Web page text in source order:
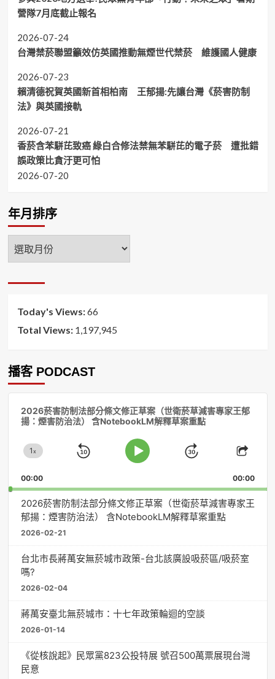
營隊7月底截止報名
2026-07-24
台灣禁菸聯盟籲效仿英國推動無煙世代禁菸 維護國人健康
2026-07-23
賴清德祝賀英國新首相柏南 王郁揚:先讓台灣《菸害防制
法》與英國接軌
2026-07-21
香菸含苯駢芘致癌 綠白合修法禁無苯駢芘的電子菸 遭批錯
誤政策比貪汙更可怕
2026-07-20
年月排序
年
月
序
Today's Views:66
Total Views: 1,197,945
播客 PODCAST
2026菸害防制法部分條文修正草案（世衛菸草減害專家王郁
揚：煙害防治法） 含NotebookLM解釋草案重點
Change
Rate
1x
Skip
Play
Jump
Forward
Share
00:00 00:00
2026菸害防制法部分條文修正草案（世衛菸草減害專家王
郁揚：煙害防治法） 含NotebookLM解釋草案重點
2026-02-21
台北市長蔣萬安無菸城市政策-台北該廣設吸菸區/吸菸室
嗎?
2026-02-04
蔣萬安臺北無菸城市：十七年政策輪迴的空談
2026-01-14
《從核說起》民眾黨823公投特展 號召500萬票展現台灣
民意